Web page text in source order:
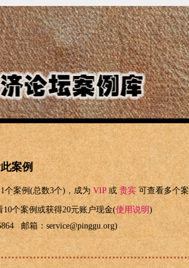
案例
个案例(总数3个)，成为 VIP或 贵宾 可查看多个
10个案例或获得20元账户现金(使用说明)
邮箱：service@pinggu.org)